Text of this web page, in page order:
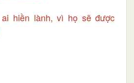
ai hiền lành, vì họ sẽ được